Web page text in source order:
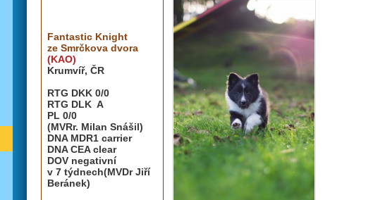
Fantastic Knight
ze Smrčkova dvora
(KAO)
Krumvíř, ČR
RTG DKK 0/0
RTG DLK A
PL 0/0
(MVRr. Milan Snášil)
DNA MDR1 carrier
DNA CEA clear
DOV negativní
v 7 týdnech(MVDr Jiří
Beránek)